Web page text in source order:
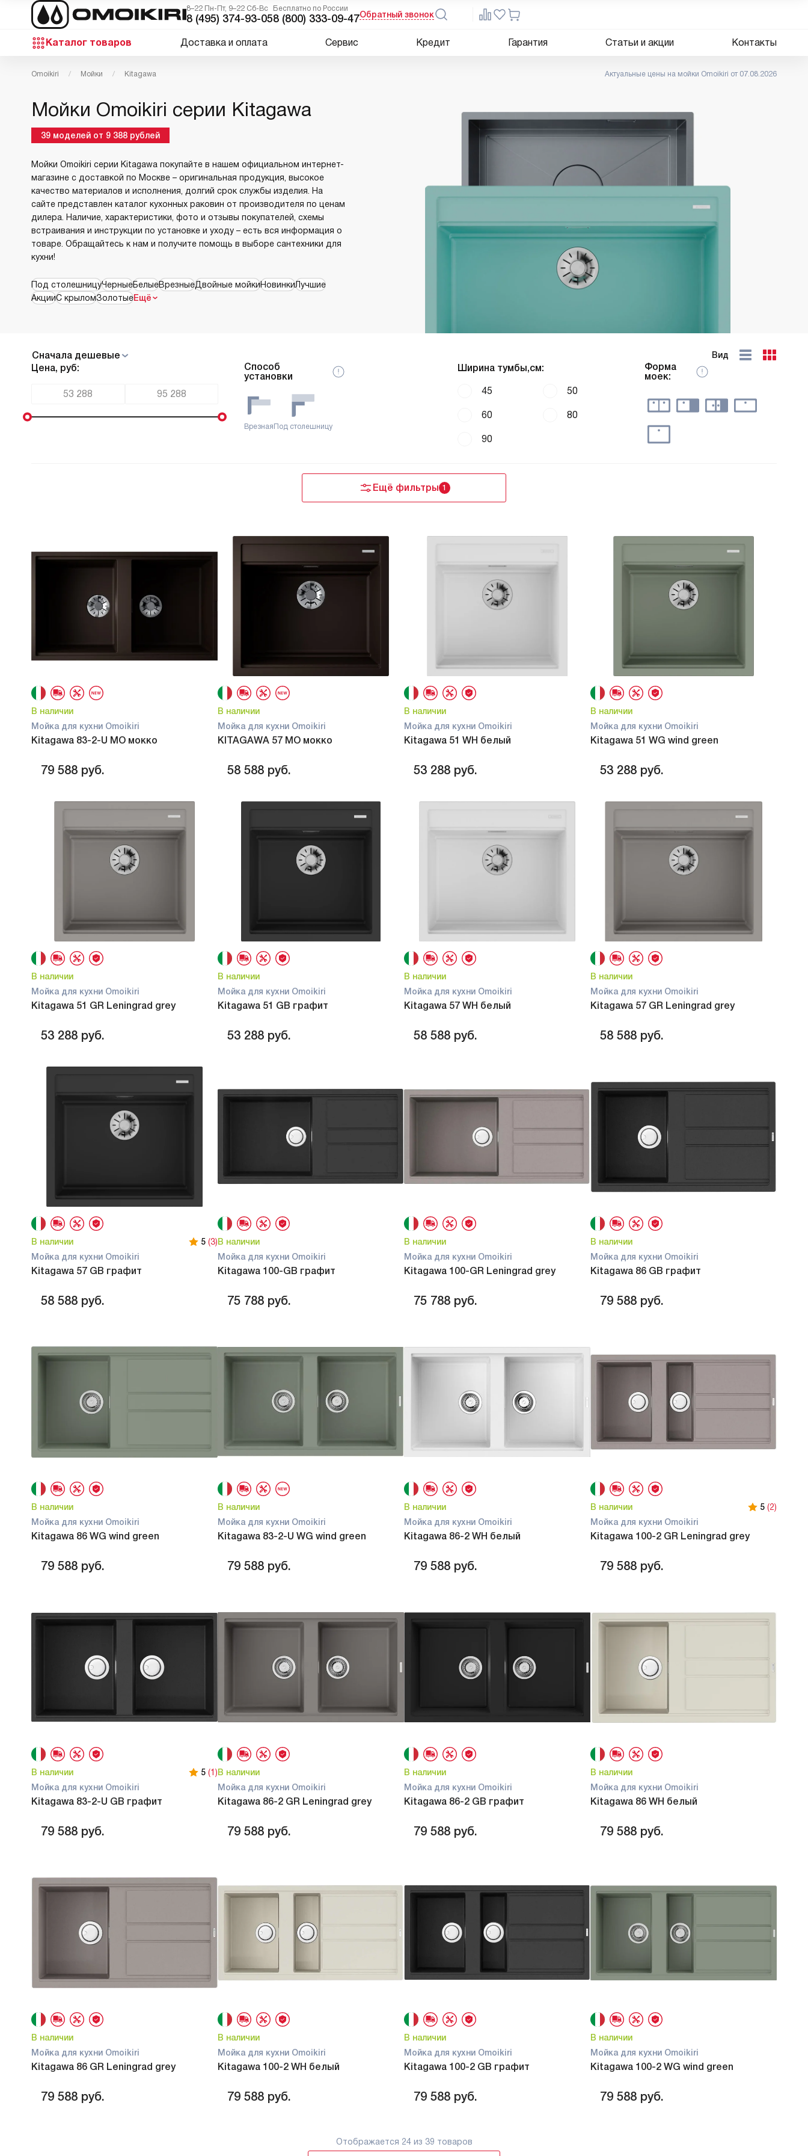
8–22 Пн-Пт, 9–22 Сб-Вс
8 (495) 374-93-05
Бесплатно по России
8 (800) 333-09-47Обратный звонок
Каталог товаров Доставка и оплата Сервис Кредит Гарантия Статьи и акции Контакты
Omoikiri Мойки Kitagawa Актуальные цены на мойки Omoikiri от 07.08.2026
Мойки Omoikiri серии Kitagawa
39 моделей от 9 388 рублей
Мойки Omoikiri серии Kitagawa покупайте в нашем официальном интернет-
магазине с доставкой по Москве – оригинальная продукция, высокое
качество материалов и исполнения, долгий срок службы изделия. На
сайте представлен каталог кухонных раковин от производителя по ценам
дилера. Наличие, характеристики, фото и отзывы покупателей, схемы
встраивания и инструкции по установке и уходу – есть вся информация о
товаре. Обращайтесь к нам и получите помощь в выборе сантехники для
кухни!
Под столешницуЧерныеБелыеВрезныеДвойные мойкиНовинкиЛучшие
АкцииС крыломЗолотыеЕщё
Cначала дешевые Вид
Цена, руб:
Способ
установки
Врезная Под столешницу
Ширина тумбы,см:
45 50
60 80
90
Форма
моек:
Ещё фильтры 1
В наличии
Мойка для кухни Omoikiri
Kitagawa 83-2-U MO мокко
79 588 руб.
В наличии
Мойка для кухни Omoikiri
KITAGAWA 57 MO мокко
58 588 руб.
В наличии
Мойка для кухни Omoikiri
Kitagawa 51 WH белый
53 288 руб.
В наличии
Мойка для кухни Omoikiri
Kitagawa 51 WG wind green
53 288 руб.
В наличии
Мойка для кухни Omoikiri
Kitagawa 51 GR Leningrad grey
53 288 руб.
В наличии
Мойка для кухни Omoikiri
Kitagawa 51 GB графит
53 288 руб.
В наличии
Мойка для кухни Omoikiri
Kitagawa 57 WH белый
58 588 руб.
В наличии
Мойка для кухни Omoikiri
Kitagawa 57 GR Leningrad grey
58 588 руб.
В наличии 5 (3)
Мойка для кухни Omoikiri
Kitagawa 57 GB графит
58 588 руб.
В наличии
Мойка для кухни Omoikiri
Kitagawa 100-GB графит
75 788 руб.
В наличии
Мойка для кухни Omoikiri
Kitagawa 100-GR Leningrad grey
75 788 руб.
В наличии
Мойка для кухни Omoikiri
Kitagawa 86 GB графит
79 588 руб.
В наличии
Мойка для кухни Omoikiri
Kitagawa 86 WG wind green
79 588 руб.
В наличии
Мойка для кухни Omoikiri
Kitagawa 83-2-U WG wind green
79 588 руб.
В наличии
Мойка для кухни Omoikiri
Kitagawa 86-2 WH белый
79 588 руб.
В наличии 5 (2)
Мойка для кухни Omoikiri
Kitagawa 100-2 GR Leningrad grey
79 588 руб.
В наличии 5 (1)
Мойка для кухни Omoikiri
Kitagawa 83-2-U GB графит
79 588 руб.
В наличии
Мойка для кухни Omoikiri
Kitagawa 86-2 GR Leningrad grey
79 588 руб.
В наличии
Мойка для кухни Omoikiri
Kitagawa 86-2 GB графит
79 588 руб.
В наличии
Мойка для кухни Omoikiri
Kitagawa 86 WH белый
79 588 руб.
В наличии
Мойка для кухни Omoikiri
Kitagawa 86 GR Leningrad grey
79 588 руб.
В наличии
Мойка для кухни Omoikiri
Kitagawa 100-2 WH белый
79 588 руб.
В наличии
Мойка для кухни Omoikiri
Kitagawa 100-2 GB графит
79 588 руб.
В наличии
Мойка для кухни Omoikiri
Kitagawa 100-2 WG wind green
79 588 руб.
Отображается 24из 39 товаров